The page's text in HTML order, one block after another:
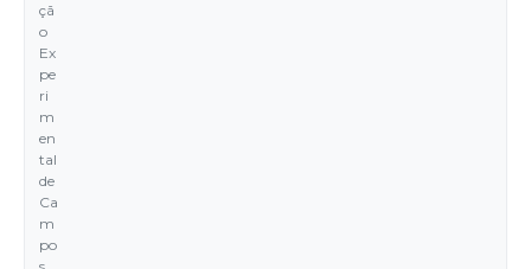
çã
o
Ex
pe
ri
m
en
tal
de
Ca
m
po